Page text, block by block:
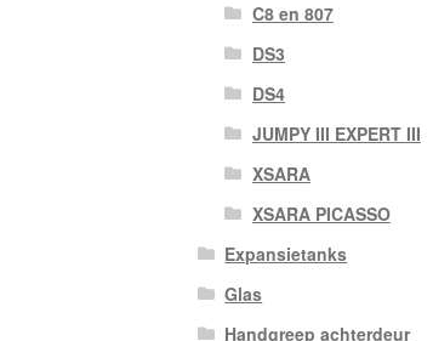
C8 en 807
DS3
DS4
JUMPY III EXPERT III
XSARA
XSARA PICASSO
Expansietanks
Glas
Handgreep achterdeur